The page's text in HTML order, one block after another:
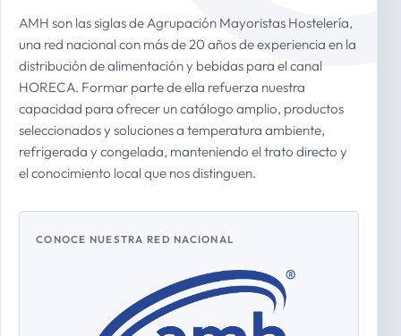
AMH son las siglas de Agrupación Mayoristas Hostelería,
una red nacional con más de 20 años de experiencia en la
distribución de alimentación y bebidas para el canal
HORECA. Formar parte de ella refuerza nuestra
capacidad para ofrecer un catálogo amplio, productos
seleccionados y soluciones a temperatura ambiente,
refrigerada y congelada, manteniendo el trato directo y
el conocimiento local que nos distinguen.
CONOCE NUESTRA RED NACIONAL